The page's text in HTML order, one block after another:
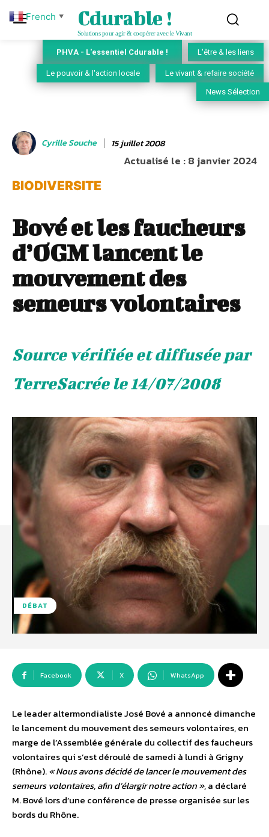
Cdurable !
Solutions pour agir & coopérer avec le Vivant
PHVA - L'essentiel Cdurable ! L'être & les liens
Le pouvoir & l'action locale Le vivant & refaire société
News Sélection
Cyrille Souche 15 juillet 2008
Actualisé le :8 janvier 2024
BIODIVERSITE
Bové et les faucheurs
d’OGM lancent le
mouvement des
semeurs volontaires
Source vérifiée et diffusée par
TerreSacrée le 14/07/2008
DÉBAT
Facebook X WhatsApp
Le leader altermondialiste José Bové a annoncé dimanche
le lancement du mouvement des semeurs volontaires, en
marge de l’Assemblée générale du collectif des faucheurs
volontaires qui s’est déroulé de samedi à lundi à Grigny
(Rhône).« Nous avons décidé de lancer le mouvement des
semeurs volontaires, afin d’élargir notre action », a déclaré
M. Bové lors d’une conférence de presse organisée sur les
bords du Rhône.
French ▼